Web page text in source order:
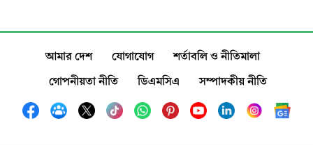
আমার দেশ যোগাযোগ
শর্তাবলি ও নীতিমালা
গোপনীয়তা নীতি
ডিএমসিএ সম্পাদকীয় নীতি